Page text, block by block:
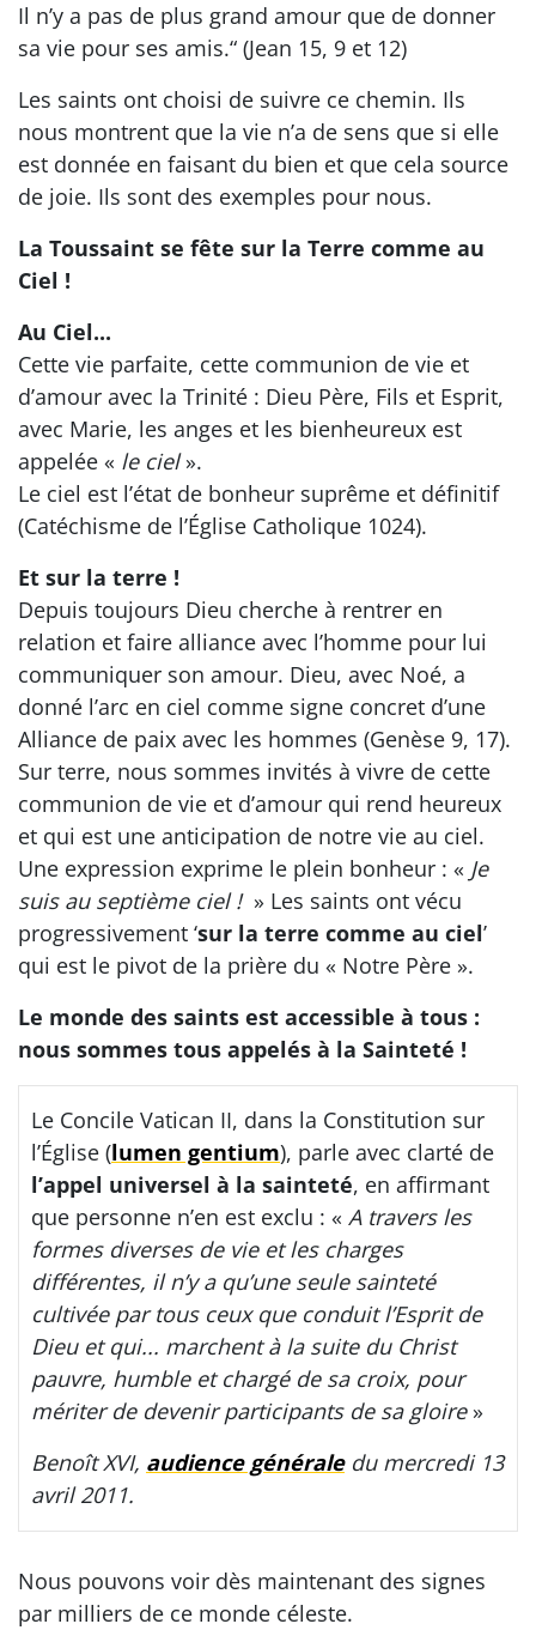
Il n’y a pas de plus grand amour que de donner
sa vie pour ses amis.“ (Jean 15, 9 et 12)
Les saints ont choisi de suivre ce chemin. Ils
nous montrent que la vie n’a de sens que si elle
est donnée en faisant du bien et que cela source
de joie. Ils sont des exemples pour nous.
La Toussaint se fête sur la Terre comme au
Ciel !
Au Ciel...
Cette vie parfaite, cette communion de vie et
d’amour avec la Trinité : Dieu Père, Fils et Esprit,
avec Marie, les anges et les bienheureux est
appelée « le ciel».
Le ciel est l’état de bonheur suprême et définitif
(Catéchisme de l’Église Catholique 1024).
Et sur la terre !
Depuis toujours Dieu cherche à rentrer en
relation et faire alliance avec l’homme pour lui
communiquer son amour. Dieu, avec Noé, a
donné l’arc en ciel comme signe concret d’une
Alliance de paix avec les hommes (Genèse 9, 17).
Sur terre, nous sommes invités à vivre de cette
communion de vie et d’amour qui rend heureux
et qui est une anticipation de notre vie au ciel.
Une expression exprime le plein bonheur : « Je
suis au septième ciel ! » Les saints ont vécu
progressivement ‘sur la terre comme au ciel’
qui est le pivot de la prière du « Notre Père ».
Le monde des saints est accessible à tous :
nous sommes tous appelés à la Sainteté !
Le Concile Vatican II, dans la Constitution sur
l’Église (lumen gentium), parle avec clarté de
l’appel universel à la sainteté, en affirmant
que personne n’en est exclu : « A travers les
formes diverses de vie et les charges
différentes, il n’y a qu’une seule sainteté
cultivée par tous ceux que conduit l’Esprit de
Dieu et qui... marchent à la suite du Christ
pauvre, humble et chargé de sa croix, pour
mériter de devenir participants de sa gloire»
Benoît XVI, audience généraledu mercredi 13
avril 2011.
Nous pouvons voir dès maintenant des signes
par milliers de ce monde céleste.